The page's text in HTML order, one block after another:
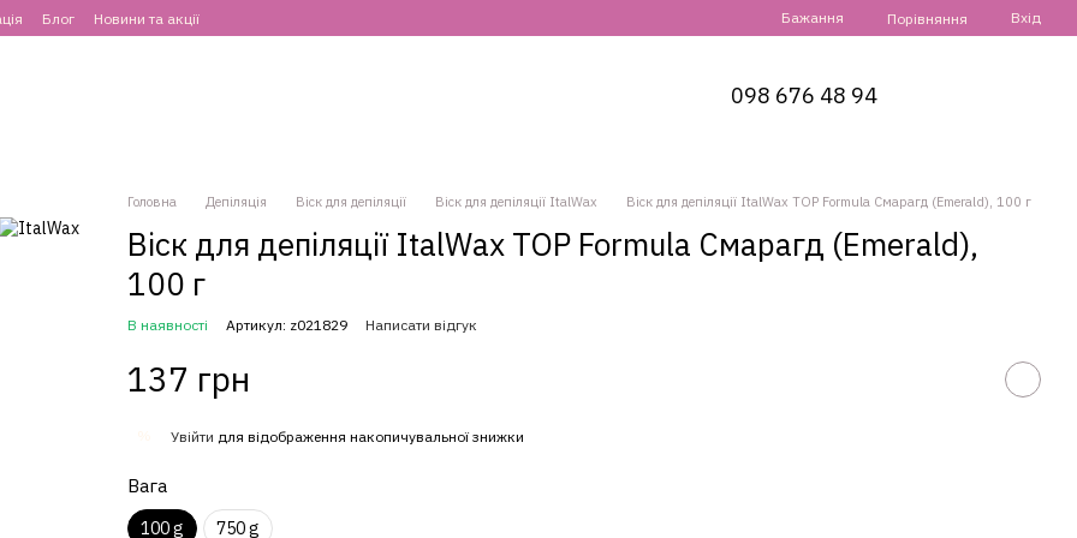
Блог Новини та акції Бажання Порівняння Вхід
098 676 48 94
Головна Депіляція Віск для депіляції Віск для депіляції ItalWax Віск для депіляції ItalWax TOP Formula Смарагд (Emerald), 100 г
Віск для депіляції ItalWax TOP Formula Смарагд (Emerald),
100 г
В наявності Артикул: z021829 Написати відгук
137 грн
Увійти для відображення накопичувальної знижки
Вага
100 g 750 g